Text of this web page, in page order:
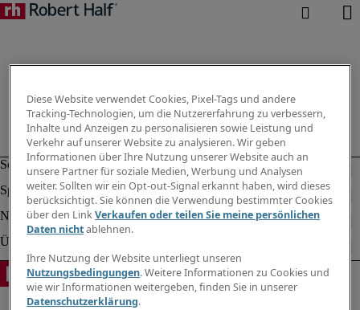
Diese Website verwendet Cookies, Pixel-Tags und andere
Tracking-Technologien, um die Nutzererfahrung zu verbessern,
Inhalte und Anzeigen zu personalisieren sowie Leistung und
Verkehr auf unserer Website zu analysieren. Wir geben
Informationen über Ihre Nutzung unserer Website auch an
unsere Partner für soziale Medien, Werbung und Analysen
weiter. Sollten wir ein Opt-out-Signal erkannt haben, wird dieses
berücksichtigt. Sie können die Verwendung bestimmter Cookies
über den LinkVerkaufen oder teilen Sie meine persönlichen
Daten nichtablehnen.
Ihre Nutzung der Website unterliegt unseren
Nutzungsbedingungen. Weitere Informationen zu Cookies und
wie wir Informationen weitergeben, finden Sie in unserer
Datenschutzerklärung.